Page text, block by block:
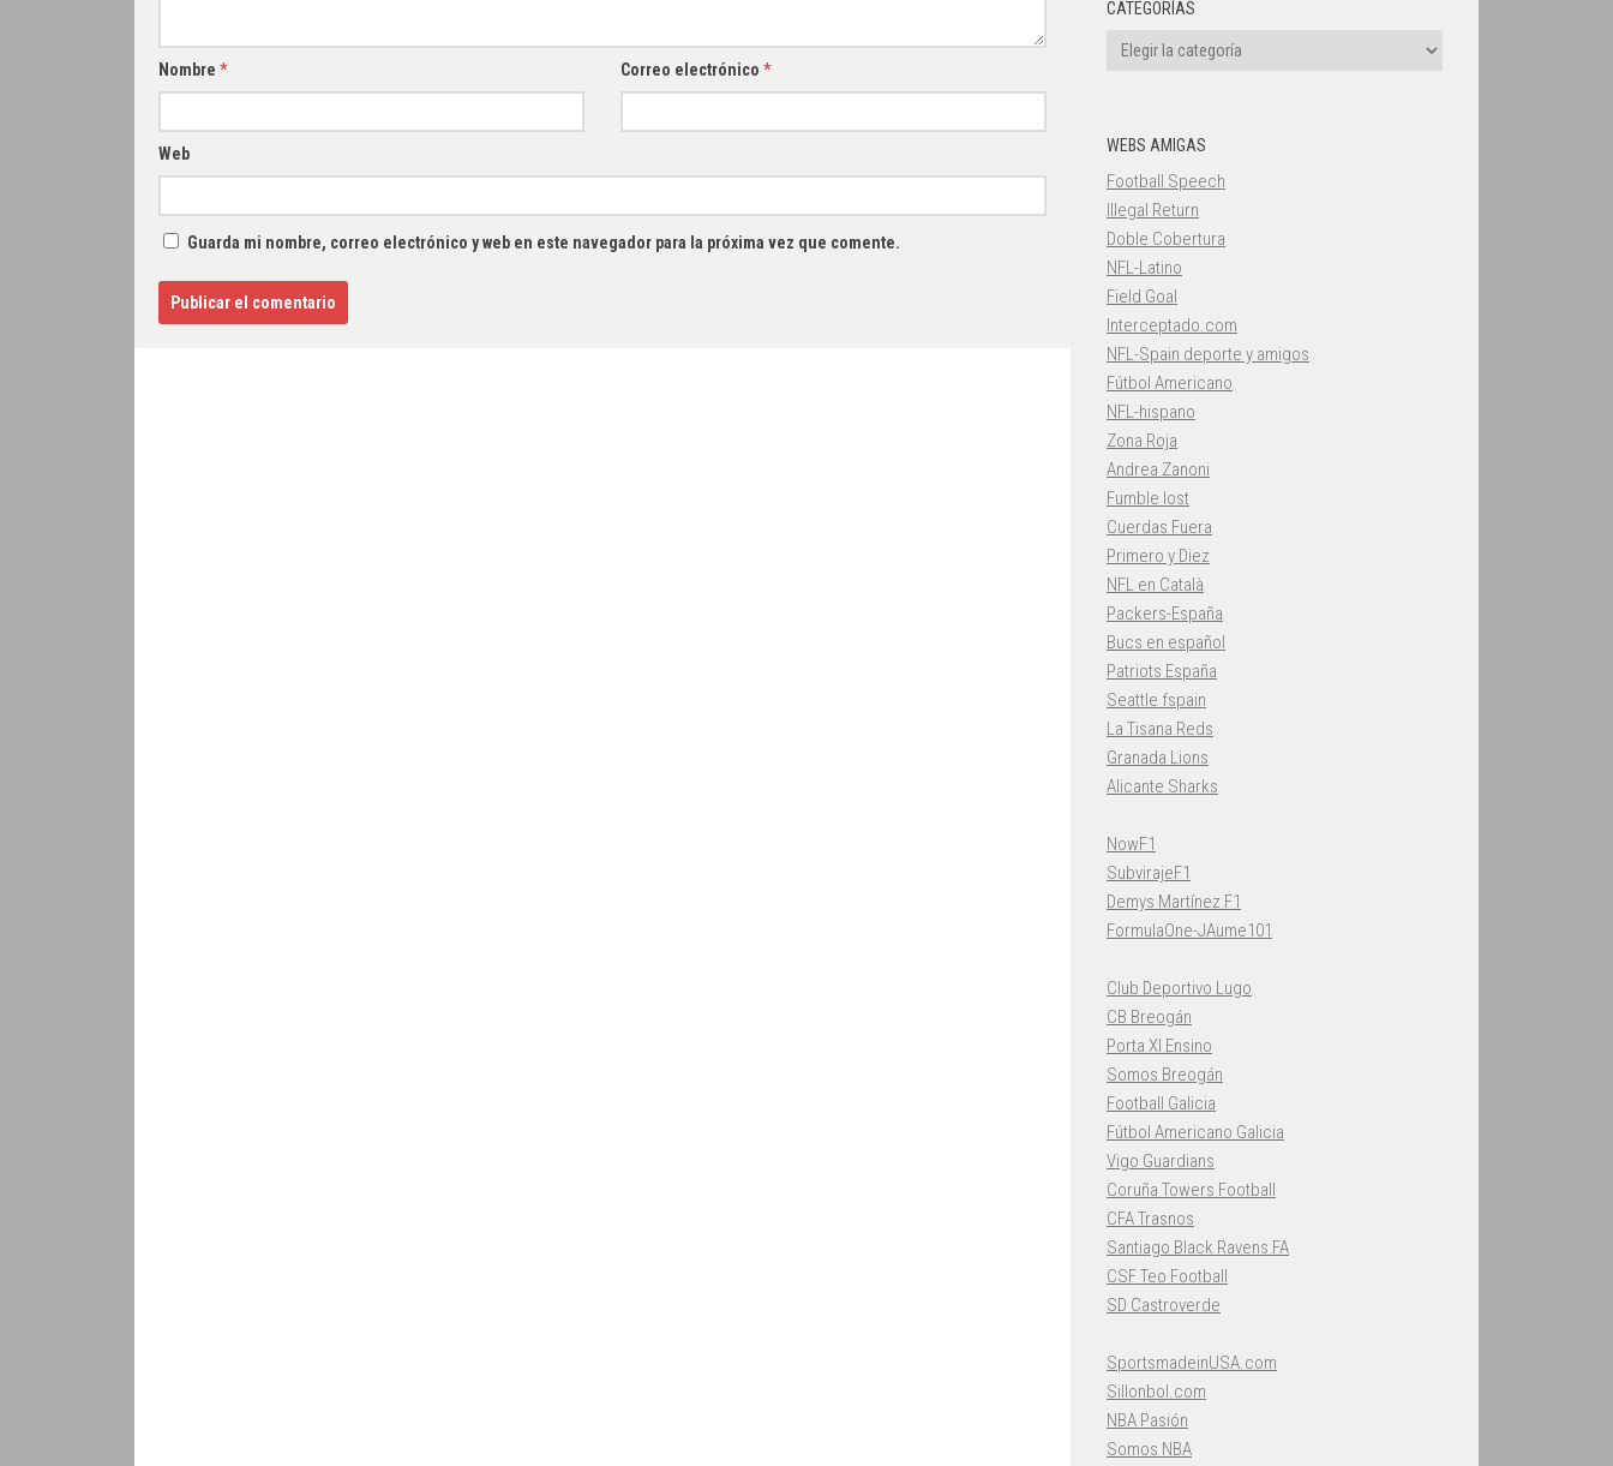
Nombre * Correo electrónico *
Web
Guarda mi nombre, correo electrónico y web en este navegador para la próxima vez que comente.
CATEGORÍAS
Categorías
WEBS AMIGAS
Football Speech
Illegal Return
Doble Cobertura
NFL-Latino
Field Goal
Interceptado.com
NFL-Spain deporte y amigos
Fútbol Americano
NFL-hispano
Zona Roja
Andrea Zanoni
Fumble lost
Cuerdas Fuera
Primero y Diez
NFL en Català
Packers-España
Bucs en español
Patriots España
Seattle fspain
La Tisana Reds
Granada Lions
Alicante Sharks
NowF1
SubvirajeF1
Demys Martínez F1
FormulaOne-JAume101
Club Deportivo Lugo
CB Breogán
Porta XI Ensino
Somos Breogán
Football Galicia
Fútbol Americano Galicia
Vigo Guardians
Coruña Towers Football
CFA Trasnos
Santiago Black Ravens FA
CSF Teo Football
SD Castroverde
SportsmadeinUSA.com
Sillonbol.com
NBA Pasión
Somos NBA